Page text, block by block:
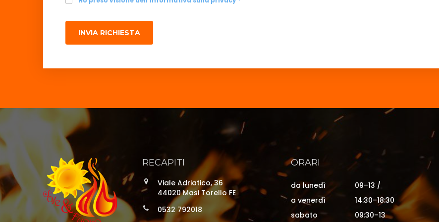
INVIA RICHIESTA
RECAPITI
Viale Adriatico, 36
44020 Masi Torello FE
0532 792018
ORARI
da lunedì
a venerdì
09–13 /
14:30–18:30
sabato
09:30–13